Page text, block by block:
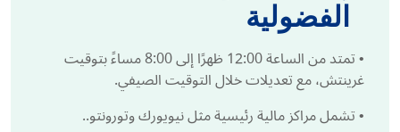
الفضولية
• تمتد من الساعة 12:00 ظهرًا إلى 8:00 مساءً بتوقيت
غرينتش، مع تعديلات خلال التوقيت الصيفي.
•تشمل مراكز مالية رئيسية مثل نيويورك وتورونتو..